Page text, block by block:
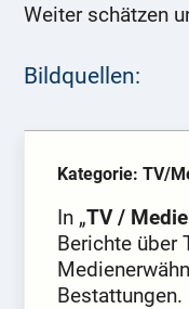
Weiter schätzen
Bildquellen:
Kategorie: TV/
In „TV /
Berichte über
Bestattungen.